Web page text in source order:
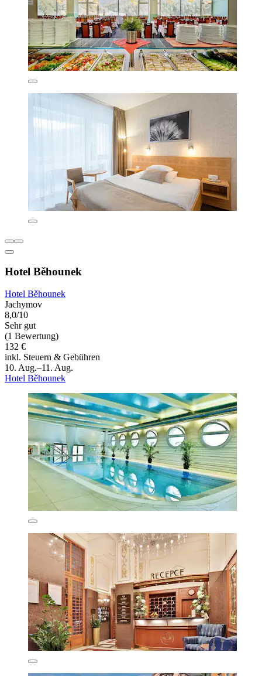
Hotel Běhounek
Hotel Běhounek
Jachymov
8,0/10
Sehr gut
(1 Bewertung)
132 €
inkl. Steuern & Gebühren
10. Aug.–11. Aug.
Hotel Běhounek